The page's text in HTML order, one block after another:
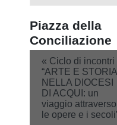
Piazza della
Conciliazione
Event
Navigation
« Ciclo di incontri
“ARTE E STORIA
NELLA DIOCESI
DI ACQUI: un
viaggio attraverso
le opere e i